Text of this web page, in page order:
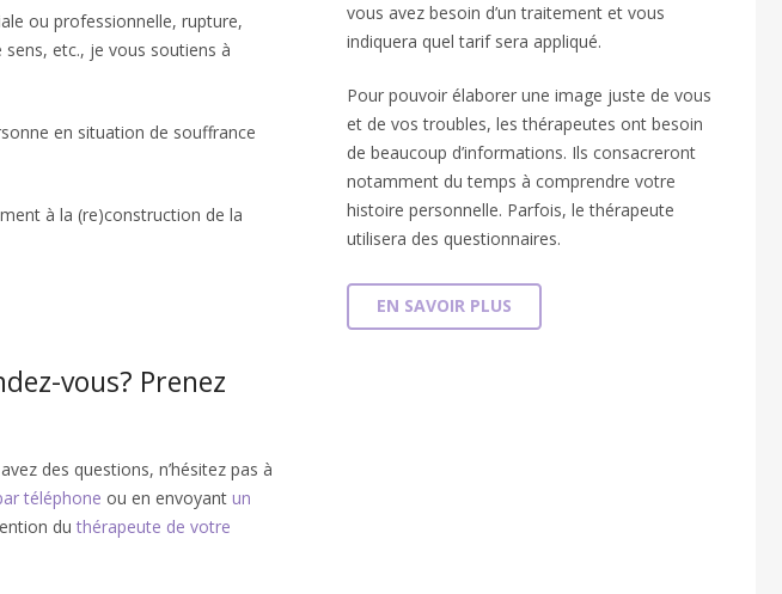
ou professionnelle, rupture,
etc., je vous soutiens à
en situation de souffrance
à la (re)construction de la
vous? Prenez
des questions, n’hésitez pas à
téléphone ou en envoyant un
du thérapeute de votre
vous avez besoin d’un traitement et vous
indiquera quel tarif sera appliqué.
Pour pouvoir élaborer une image juste de vous
et de vos troubles, les thérapeutes ont besoin
de beaucoup d’informations. Ils consacreront
notamment du temps à comprendre votre
histoire personnelle. Parfois, le thérapeute
utilisera des questionnaires.
EN SAVOIR PLUS